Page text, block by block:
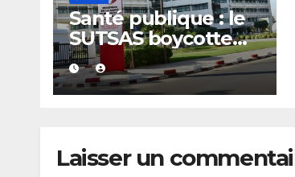
Santé publique : le
SUTSAS boycotte
les concertations
stratégiques du
ministère
Laisser un